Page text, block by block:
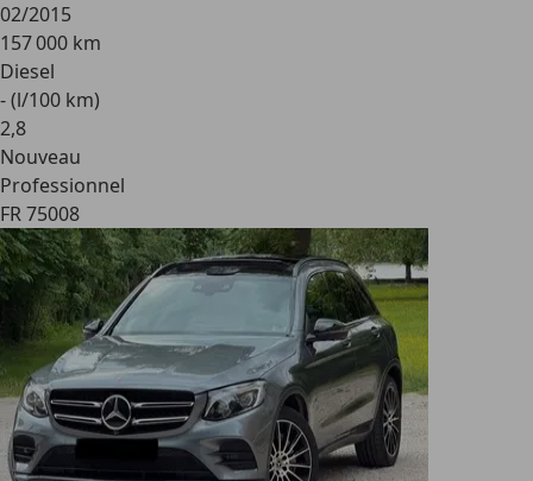
02/2015
157 000 km
Diesel
- (l/100 km)
2,8
Nouveau
Professionnel
FR 75008